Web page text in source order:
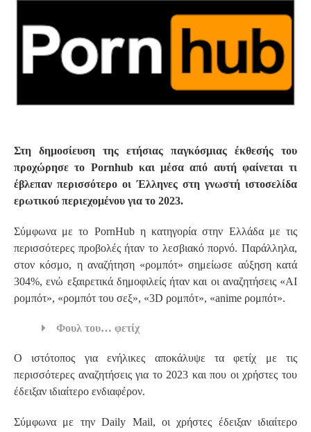
Στη δημοσίευση της ετήσιας παγκόσμιας έκθεσής του
προχώρησε το Pornhub και μέσα από αυτή φαίνεται τι
έβλεπαν περισσότερο οι Έλληνες στη γνωστή ιστοσελίδα
ερωτικού περιεχομένου για το 2023.
Σύμφωνα με το PornHub η κατηγορία στην Ελλάδα με τις
περισσότερες προβολές ήταν το λεσβιακό πορνό. Παράλληλα,
στον κόσμο, η αναζήτηση «ρομπότ» σημείωσε αύξηση κατά
304%, ενώ εξαιρετικά δημοφιλείς ήταν και οι αναζητήσεις «AI
ρομπότ», «ρομπότ του σεξ», «3D ρομπότ», «anime ρομπότ».
Φουλ του… φετίχ
Ο ιστότοπος για ενήλικες αποκάλυψε τα φετίχ με τις
περισσότερες αναζητήσεις για το 2023 και που οι χρήστες του
έδειξαν ιδιαίτερο ενδιαφέρον.
Σύμφωνα με την Daily Mail, οι χρήστες έδειξαν ιδιαίτερο